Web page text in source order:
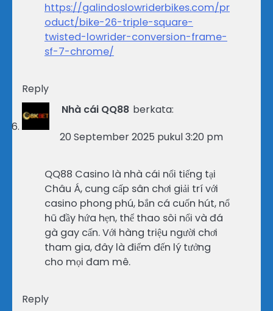
https://galindoslowriderbikes.com/pr
oduct/bike-26-triple-square-
twisted-lowrider-conversion-frame-
sf-7-chrome/
Reply
Nhà cái QQ88 berkata:
20 September 2025 pukul 3:20 pm
QQ88 Casino là nhà cái nổi tiếng tại
Châu Á, cung cấp sân chơi giải trí với
casino phong phú, bắn cá cuốn hút, nổ
hũ đầy hứa hẹn, thể thao sôi nổi và đá
gà gay cấn. Với hàng triệu người chơi
tham gia, đây là điểm đến lý tưởng
cho mọi đam mê.
Reply